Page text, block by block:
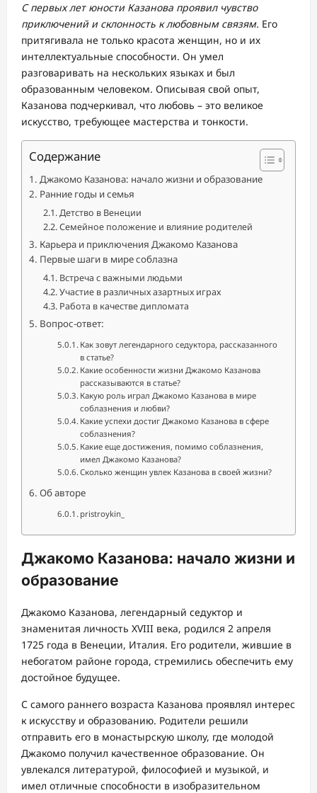
С первых лет юности Казанова проявил чувство
приключений и склонность к любовным связям. Его
притягивала не только красота женщин, но и их
интеллектуальные способности. Он умел
разговаривать на нескольких языках и был
образованным человеком. Описывая свой опыт,
Казанова подчеркивал, что любовь – это великое
искусство, требующее мастерства и тонкости.
Содержание
Джакомо Казанова: начало жизни и образование
Ранние годы и семья
Детство в Венеции
Семейное положение и влияние родителей
Карьера и приключения Джакомо Казанова
Первые шаги в мире соблазна
Встреча с важными людьми
Участие в различных азартных играх
Работа в качестве дипломата
Вопрос-ответ:
Как зовут легендарного седуктора, рассказанного
в статье?
Какие особенности жизни Джакомо Казанова
рассказываются в статье?
Какую роль играл Джакомо Казанова в мире
соблазнения и любви?
Какие успехи достиг Джакомо Казанова в сфере
соблазнения?
Какие еще достижения, помимо соблазнения,
имел Джакомо Казанова?
Сколько женщин увлек Казанова в своей жизни?
Об авторе
pristroykin_
Джакомо Казанова: начало жизни и
образование
Джакомо Казанова, легендарный седуктор и
знаменитая личность XVIII века, родился 2 апреля
1725 года в Венеции, Италия. Его родители, жившие в
небогатом районе города, стремились обеспечить ему
достойное будущее.
С самого раннего возраста Казанова проявлял интерес
к искусству и образованию. Родители решили
отправить его в монастырскую школу, где молодой
Джакомо получил качественное образование. Он
увлекался литературой, философией и музыкой, и
имел отличные способности в изобразительном